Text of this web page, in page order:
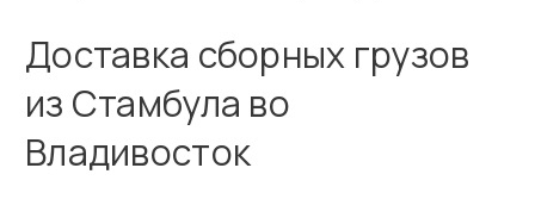
Доставка сборных грузов
из Стамбула во
Владивосток